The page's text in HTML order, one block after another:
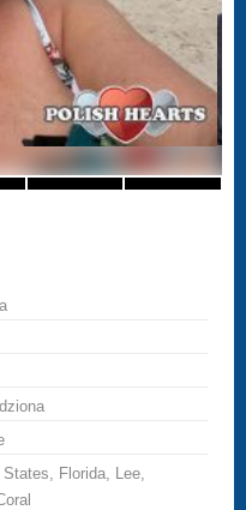
States, Florida, Lee,